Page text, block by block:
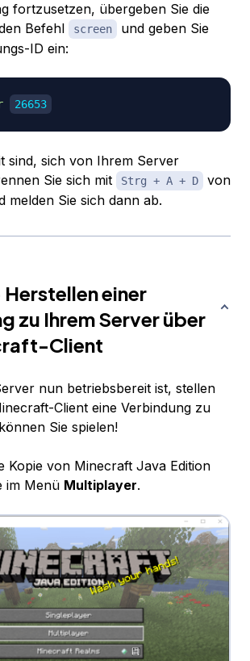
fortzusetzen, übergeben Sie die
Befehl screen
und geben Sie
ID ein:
26653
sind, sich von Ihrem Server
Sie sich mit
Strg + A + D
von
melden Sie sich dann ab.
einer
zu Ihrem Server über
Client
nun betriebsbereit ist, stellen
Client eine Verbindung zu
Sie spielen!
Kopie von Minecraft Java Edition
im Menü Multiplayer.